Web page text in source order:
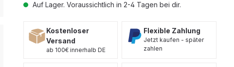
Auf Lager. Voraussichtlich in 2-4 Tagen bei dir.
Kostenloser
Versand
ab 100€ innerhalb DE
Flexible Zahlung
Jetzt kaufen - später
zahlen